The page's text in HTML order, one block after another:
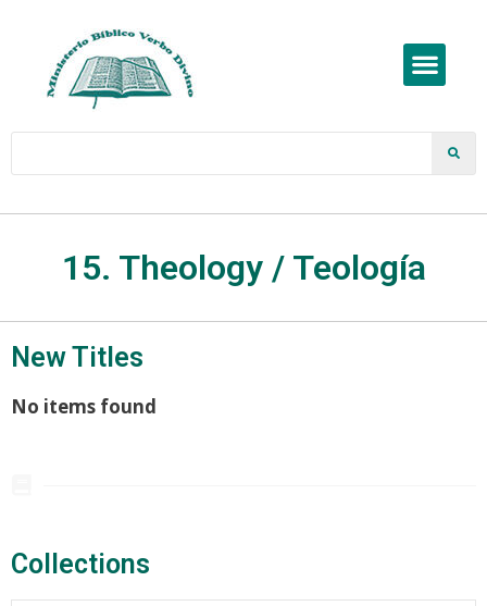
15. Theology / Teología
New Titles
No items found
Collections​